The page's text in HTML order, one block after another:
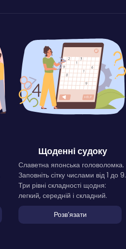
Щоденні судоку
Славетна японська головоломка.
Заповніть сітку числами від 1 до 9.
Три рівні складності щодня:
легкий, середній і складний.
Розвʼязати